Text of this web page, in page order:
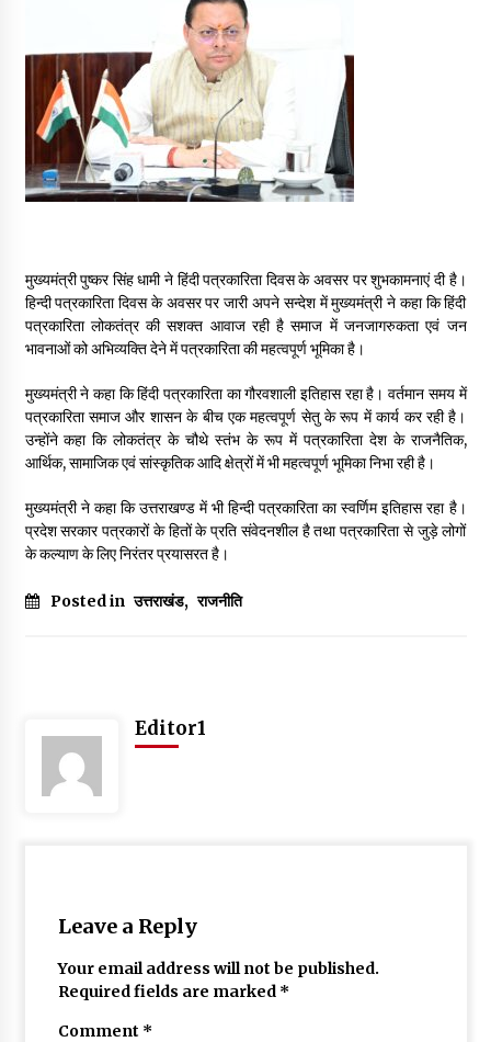
May 16, 2022
Thought Of The Day 14 May
May 14, 2022
Thought Of The Day 13 May
Thought Of The Day 12 May
May 12, 2022
Thought Of The Day 11 May
May 11, 2022
May 10, 2022
May 9, 2022
मुख्यमंत्री पुष्कर सिंह धामी ने हिंदी पत्रकारिता दिवस के अवसर पर शुभकामनाएं दी है।
हिन्दी पत्रकारिता दिवस के अवसर पर जारी अपने सन्देश में मुख्यमंत्री ने कहा कि हिंदी
पत्रकारिता लोकतंत्र की सशक्त आवाज रही है समाज में जनजागरुकता एवं जन
भावनाओं को अभिव्यक्ति देने में पत्रकारिता की महत्वपूर्ण भूमिका है।
मुख्यमंत्री ने कहा कि हिंदी पत्रकारिता का गौरवशाली इतिहास रहा है। वर्तमान समय में
पत्रकारिता समाज और शासन के बीच एक महत्वपूर्ण सेतु के रूप में कार्य कर रही है।
उन्होंने कहा कि लोकतंत्र के चौथे स्तंभ के रूप में पत्रकारिता देश के राजनैतिक,
आर्थिक, सामाजिक एवं सांस्कृतिक आदि क्षेत्रों में भी महत्वपूर्ण भूमिका निभा रही है।
मुख्यमंत्री ने कहा कि उत्तराखण्ड में भी हिन्दी पत्रकारिता का स्वर्णिम इतिहास रहा है।
प्रदेश सरकार पत्रकारों के हितों के प्रति संवेदनशील है तथा पत्रकारिता से जुड़े लोगों
के कल्याण के लिए निरंतर प्रयासरत है।
Posted in उत्तराखंड, राजनीति
Editor1
Leave a Reply
Your email address will not be published.
Required fields are marked *
Comment *